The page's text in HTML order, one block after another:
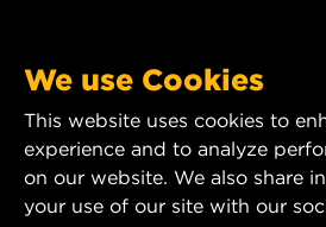
MANN+HUMMEL FT Poland
ul. Wrocławska 145,
63-800 GOSTYŃ, POLAND
Tel. +48 65 572 89 00
We use Cookies
This website uses cookies to
experience and to analyze
on our website. We also share
your use of our site with our